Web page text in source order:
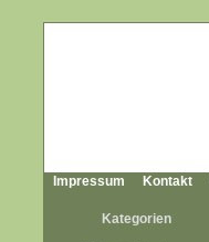
Impressum Kontakt
Kategorien